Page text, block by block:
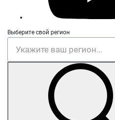
Выберите свой регион